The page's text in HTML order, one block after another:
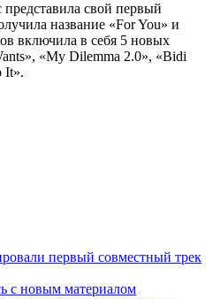
свой первый
название «For You» и
включила в себя 5 новых
«My Dilemma 2.0», «Bidi
It».
первый совместный трек
с новым материалом